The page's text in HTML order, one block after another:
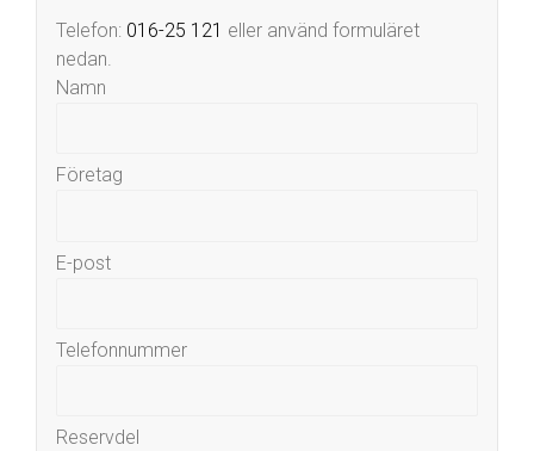
Telefon: 016-25 121 eller använd formuläret
nedan.
Namn
Företag
E-post
Telefonnummer
Reservdel